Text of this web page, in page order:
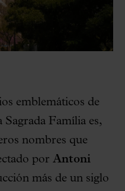
emblemáticos de
Sagrada Família es,
nombres que
por Antoni
más de un siglo